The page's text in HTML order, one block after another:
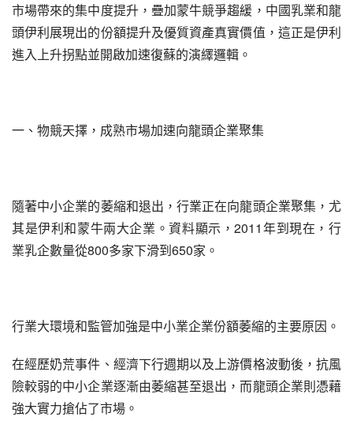
市場帶來的集中度提升，疊加蒙牛競爭趨緩，中國乳業和龍
頭伊利展現出的份額提升及優質資產真實價值，這正是伊利
進入上升拐點並開啟加速復蘇的演繹邏輯。
一、物競天擇，成熟市場加速向龍頭企業聚集
隨著中小企業的萎縮和退出，行業正在向龍頭企業聚集，尤
其是伊利和蒙牛兩大企業。資料顯示，2011年到現在，行
業乳企數量從800多家下滑到650家。
行業大環境和監管加強是中小業企業份額萎縮的主要原因。
在經歷奶荒事件、經濟下行週期以及上游價格波動後，抗風
險較弱的中小企業逐漸由萎縮甚至退出，而龍頭企業則憑藉
強大實力搶佔了市場。